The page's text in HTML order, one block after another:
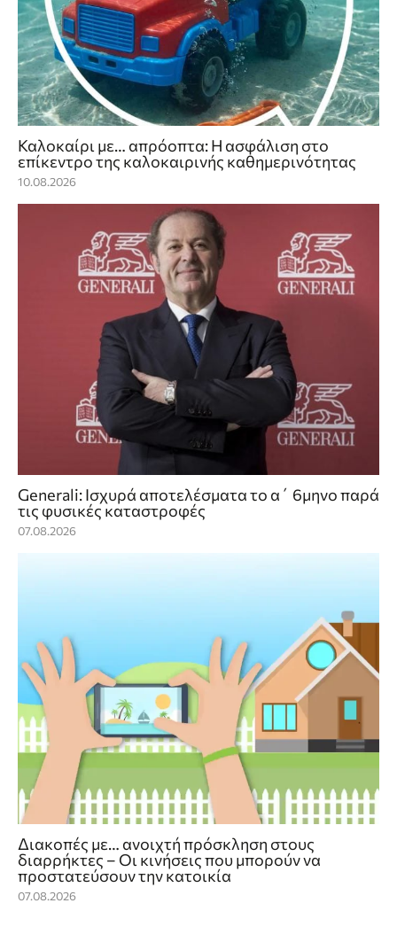
Καλοκαίρι με… απρόοπτα: Η ασφάλιση στο
επίκεντρο της καλοκαιρινής καθημερινότητας
10.08.2026
Generali: Ισχυρά αποτελέσματα το α΄ 6μηνο παρά
τις φυσικές καταστροφές
07.08.2026
Διακοπές με… ανοιχτή πρόσκληση στους
διαρρήκτες – Οι κινήσεις που μπορούν να
προστατεύσουν την κατοικία
07.08.2026